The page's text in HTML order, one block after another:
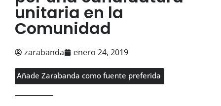
unitaria en la
Comunidad
zarabanda enero 24, 2019
Añade Zarabanda como fuente preferida